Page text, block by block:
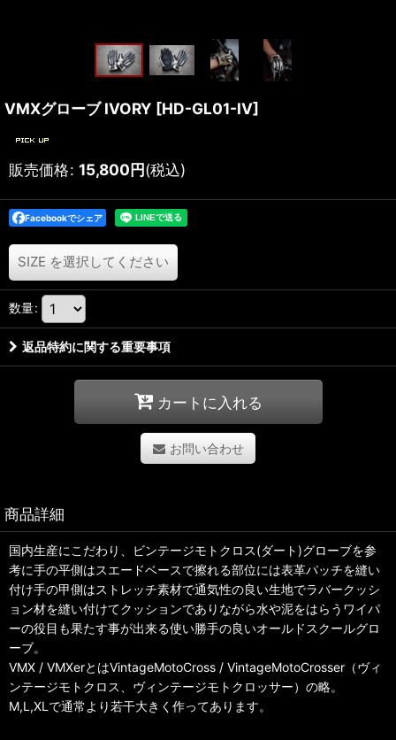
VMXグローブ IVORY [HD-GL01-IV]
販売価格: 15,800円(税込)
Facebookでシェア
SIZE を選択してください
数量:
返品特約に関する重要事項
カートに入れる
お問い合わせ
商品詳細
国内生産にこだわり、ビンテージモトクロス(ダート)グローブを参
考に手の平側はスエードベースで擦れる部位には表革パッチを縫い
付け手の甲側はストレッチ素材で通気性の良い生地でラバークッシ
ョン材を縫い付けてクッションでありながら水や泥をはらうワイパ
ーの役目も果たす事が出来る使い勝手の良いオールドスクールグロ
ーブ。
VMX / VMXerとはVintageMotoCross / VintageMotoCrosser（ヴィ
ンテージモトクロス、ヴィンテージモトクロッサー）の略。
M,L,XLで通常より若干大きく作ってあります。